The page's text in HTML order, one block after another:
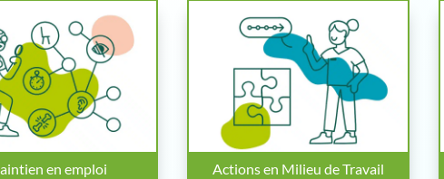
en emploi
Actions en Milieu de Travail